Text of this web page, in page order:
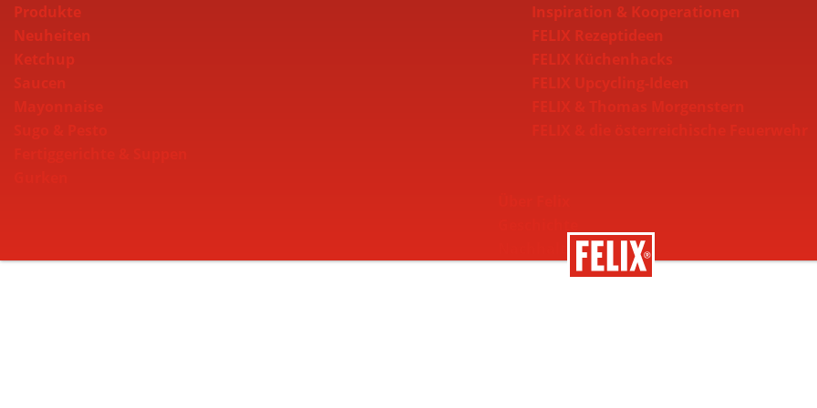
Produkte
Neuheiten
Ketchup
Saucen
Inspiration & Kooperationen
FELIX Rezeptideen
FELIX Küchenhacks
FELIX Upcycling-Ideen
Nachhaltigkeit